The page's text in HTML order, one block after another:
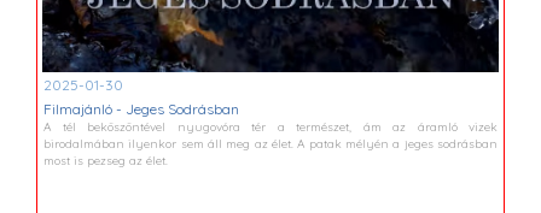
2025-01-30
Filmajánló - Jeges Sodrásban
A tél beköszöntével nyugovóra tér a természet, ám az áramló vizek
birodalmában ilyenkor sem áll meg az élet. A patak mélyén a jeges sodrásban
most is pezseg az élet.